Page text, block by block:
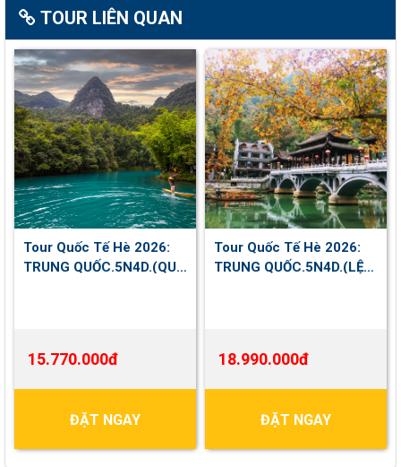
TOUR LIÊN QUAN
Tour Quốc Tế Hè 2026:
TRUNG QUỐC.5N4D.(QUÝ
15.770.000đ
ĐẶT NGAY
Tour Quốc Tế Hè 2026:
TRUNG QUỐC.5N4D.(LỆ
18.990.000đ
ĐẶT NGAY